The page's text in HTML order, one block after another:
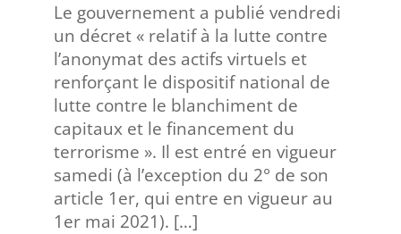
Le gouvernement a publié vendredi
un décret « relatif à la lutte contre
l’anonymat des actifs virtuels et
renforçant le dispositif national de
lutte contre le blanchiment de
capitaux et le financement du
terrorisme ». Il est entré en vigueur
samedi (à l’exception du 2° de son
article 1er, qui entre en vigueur au
1er mai 2021). […]